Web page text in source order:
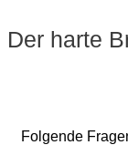
Der harte
Folgende